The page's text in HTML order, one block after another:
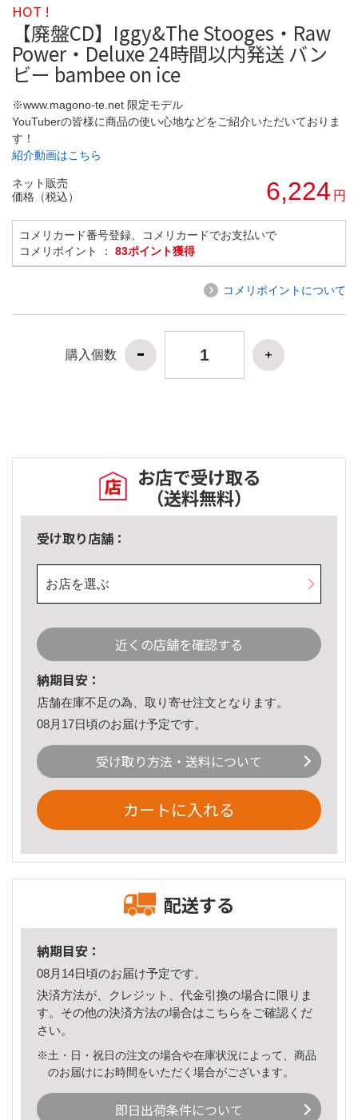
HOT !
【廃盤CD】Iggy&The Stooges・Raw
Power・Deluxe 24時間以内発送 バン
ビー bambee on ice
※www.magono-te.net 限定モデル
YouTuberの皆様に商品の使い心地などをご紹介いただいておりま
す！
紹介動画はこちら
ネット販売
価格（税込）
6,224 円
コメリカード番号登録、コメリカードでお支払いで
コメリポイント ： 83ポイント獲得
コメリポイントについて
購入個数
お店で受け取る
（送料無料）
受け取り店舗：
お店を選ぶ
近くの店舗を確認する
納期目安：
店舗在庫不足の為、取り寄せ注文となります。
08月17日頃のお届け予定です。
受け取り方法・送料について
カートに入れる
配送する
納期目安：
08月14日頃のお届け予定です。
決済方法が、クレジット、代金引換の場合に限りま
す。その他の決済方法の場合はこちら をご確認くだ
さい。
※土・日・祝日の注文の場合や在庫状況によって、商品
のお届けにお時間をいただく場合がございます。
即日出荷条件について